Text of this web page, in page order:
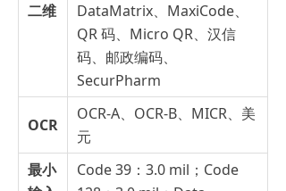
二维
DataMatrix、MaxiCode、
QR 码、Micro QR、汉信
码、邮政编码、
SecurPharm
OCR
OCR-A、OCR-B、MICR、美
元
最小
Code 39：3.0 mil；Code